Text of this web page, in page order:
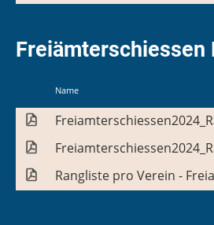
Freiämterschiessen
Name
Rangliste pro Verein -